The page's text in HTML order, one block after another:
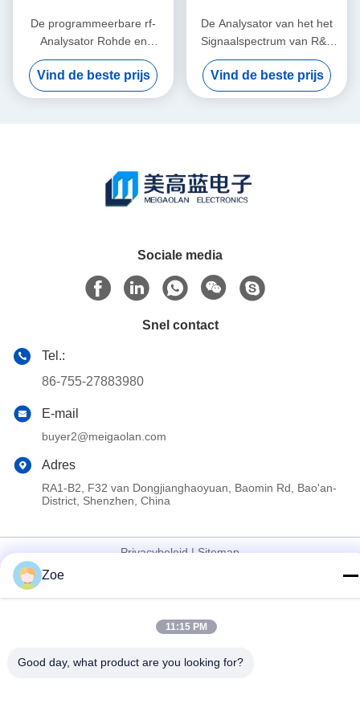
De programmeerbare rf-
Analysator Rohde en
Schwarz FSQ40 van het
Signaalspectrum
Vind de beste prijs
De Analysator van het het
Signaalspectrum van R&S
FSV4 10Hz-4GHz voor
Spectroradiometer
Vind de beste prijs
Sociale media
Snel contact
Tel.:
86-755-27883980
E-mail
buyer2@meigaolan.com
Adres
RA1-B2, F32 van Dongjianghaoyuan, Baomin Rd, Bao'an-
District, Shenzhen, China
Privacybeleid|Sitemap
China Goede kwaliteit Rf-Spectrumanalysator Auteursrecht ©
2023-2026 Shenzhen Meigaolan Electronic Instrument Co. Ltd
Alle rechten voorbehouden.
Zoe
11:15 PM
Good day, what product are you looking for?